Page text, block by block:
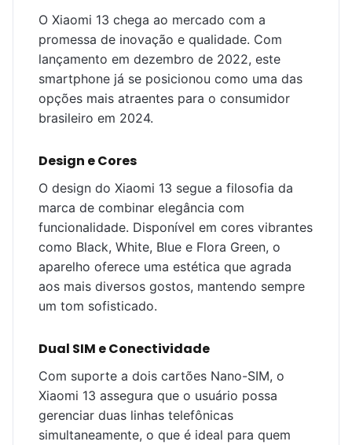
O Xiaomi 13 chega ao mercado com a
promessa de inovação e qualidade. Com
lançamento em dezembro de 2022, este
smartphone já se posicionou como uma das
opções mais atraentes para o consumidor
brasileiro em 2024.
Design e Cores
O design do Xiaomi 13 segue a filosofia da
marca de combinar elegância com
funcionalidade. Disponível em cores vibrantes
como Black, White, Blue e Flora Green, o
aparelho oferece uma estética que agrada
aos mais diversos gostos, mantendo sempre
um tom sofisticado.
Dual SIM e Conectividade
Com suporte a dois cartões Nano-SIM, o
Xiaomi 13 assegura que o usuário possa
gerenciar duas linhas telefônicas
simultaneamente, o que é ideal para quem